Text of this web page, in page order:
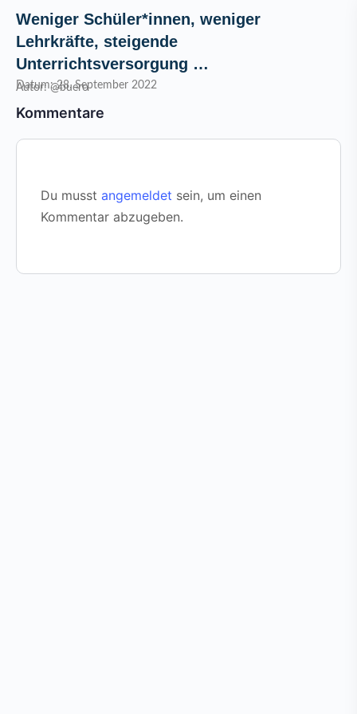
Weniger Schüler*innen, weniger
Lehrkräfte, steigende
Unterrichtsversorgung …
Datum: 28. September 2022
Autor: @buero
Kommentare
Du musst angemeldet sein, um einen
Kommentar abzugeben.